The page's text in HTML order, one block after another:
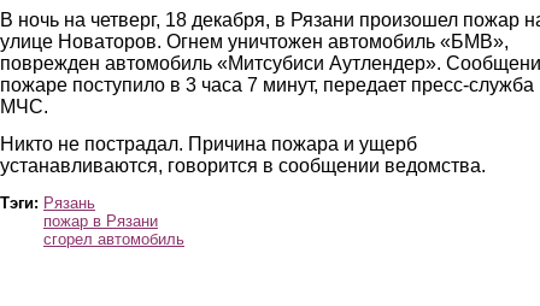
В ночь на четверг, 18 декабря, в Рязани произошел пожар
улице Новаторов. Огнем уничтожен автомобиль «БМВ»,
поврежден автомобиль «Митсубиси Аутлендер».
пожаре поступило в 3 часа 7 минут, передает пресс-служба
МЧС.
Никто не пострадал. Причина пожара и ущерб
устанавливаются, говорится в сообщении ведомства.
Тэги: Рязань
пожар в Рязани
сгорел автомобиль